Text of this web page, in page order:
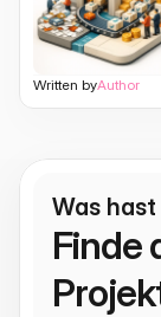
Written byAuthor
Was
Finde